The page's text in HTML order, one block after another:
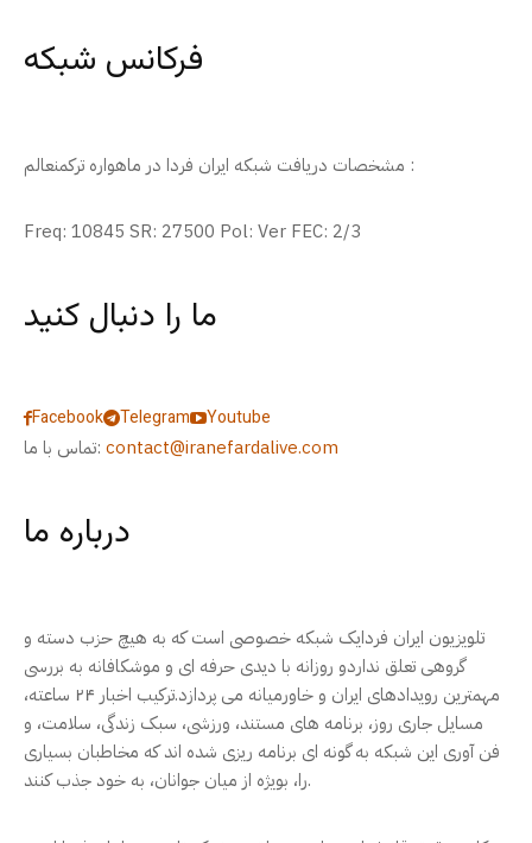
فرکانس شبکه
مشخصات دریافت شبکه ایران فردا در ماهواره ترکمنعالم :
Freq: 10845 SR: 27500 Pol: Ver FEC: 2/3
ما را دنبال کنید
Facebook Telegram
Youtube
تماس با ما: contact@iranefardalive.com
درباره ما
تلویزیون ایران فردایک شبکه خصوصی است که به هیچ حزب دسته و
گروهی تعلق نداردو روزانه با دیدی حرفه ای و موشکافانه به بررسی
مهمترین رویدادهای ایران و خاورمیانه می پردازد.ترکیب اخبار ۲۴ ساعته،
مسایل جاری روز، برنامه های مستند، ورزشی، سبک زندگی، سلامت، و
فن آوری این شبکه به گونه ای برنامه ریزی شده اند که مخاطبان بسیاری
را، بویژه از میان جوانان، به خود جذب کنند.